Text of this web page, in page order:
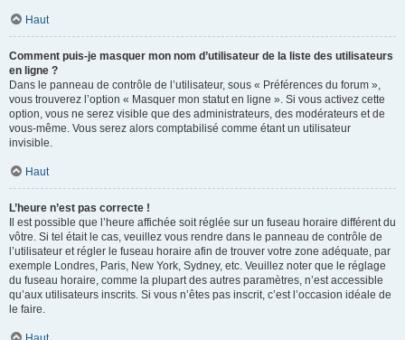
Haut
Comment puis-je masquer mon nom d’utilisateur de la liste des utilisateurs
en ligne ?
Dans le panneau de contrôle de l’utilisateur, sous « Préférences du forum »,
vous trouverez l’option « Masquer mon statut en ligne ». Si vous activez cette
option, vous ne serez visible que des administrateurs, des modérateurs et de
vous-même. Vous serez alors comptabilisé comme étant un utilisateur
invisible.
Haut
L’heure n’est pas correcte !
Il est possible que l’heure affichée soit réglée sur un fuseau horaire différent du
vôtre. Si tel était le cas, veuillez vous rendre dans le panneau de contrôle de
l’utilisateur et régler le fuseau horaire afin de trouver votre zone adéquate, par
exemple Londres, Paris, New York, Sydney, etc. Veuillez noter que le réglage
du fuseau horaire, comme la plupart des autres paramètres, n’est accessible
qu’aux utilisateurs inscrits. Si vous n’êtes pas inscrit, c’est l’occasion idéale de
le faire.